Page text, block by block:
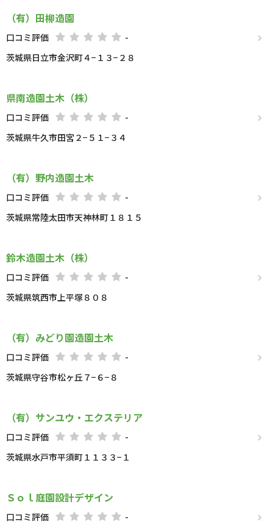
（有）田柳造園
口コミ評価
-
茨城県日立市金沢町４−１３−２８
県南造園土木（株）
口コミ評価
-
茨城県牛久市田宮２−５１−３４
（有）野内造園土木
口コミ評価
-
茨城県常陸太田市天神林町１８１５
鈴木造園土木（株）
口コミ評価
-
茨城県筑西市上平塚８０８
（有）みどり園造園土木
口コミ評価
-
茨城県守谷市松ヶ丘７−６−８
（有）サンユウ・エクステリア
口コミ評価
-
茨城県水戸市平須町１１３３−１
Ｓｏｌ庭園設計デザイン
口コミ評価
-